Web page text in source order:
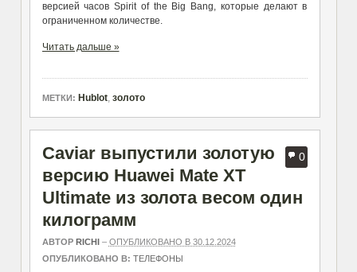
версией часов Spirit of the Big Bang, которые делают в
ограниченном количестве.
Читать дальше »
МЕТКИ: Hublot, золото
0
Caviar выпустили золотую
версию Huawei Mate XT
Ultimate из золота весом один
килограмм
АВТОР RICHI– ОПУБЛИКОВАНО В 30.12.2024
ОПУБЛИКОВАНО В: ТЕЛЕФОНЫ